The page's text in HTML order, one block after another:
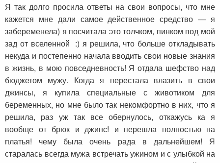
Я так долго просила ответы на свои вопросы, что мне
кажется мне дали самое действенное средство — я
забеременела) я посчитала это толчком, пинком под мой
зад от вселенной :) я решила, что больше откладывать
некуда и постепенно начала вводить свои новые знания
в жизнь, в мою повседневность! Я отдала шефство над
бюджетом мужу. Когда я перестала влазить в свои
джинсы, я купила специальные с животиком для
беременных, но мне было так некомфортно в них, что я
решила, раз уж так все обернулось, откажусь ка я
вообще от брюк и джинс! и перешла полностью на
платья! чему была очень рада в дальнейшем! Я
старалась всегда мужа встречать ужином и с улыбкой на